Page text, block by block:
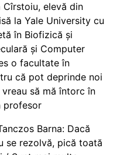
Cîrstoiu, elevă din
la Yale University cu
în Biofizică și
și Computer
o facultate în
că pot deprinde noi
să mă întorc în
profesor
Barna: Dacă
se rezolvă, pică toată